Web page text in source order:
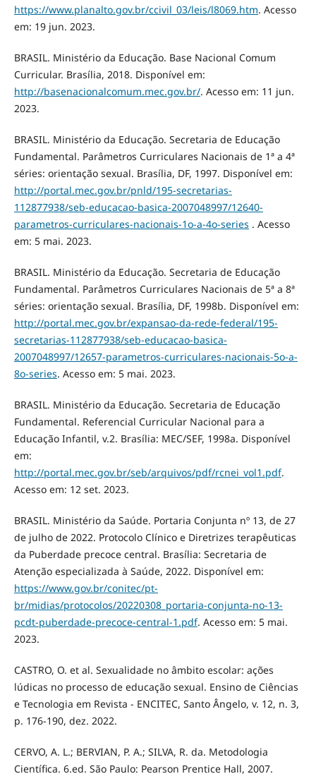
https://www.planalto.gov.br/ccivil_03/leis/l8069.htm. Acesso
em: 19 jun. 2023.
BRASIL. Ministério da Educação. Base Nacional Comum
Curricular. Brasília, 2018. Disponível em:
http://basenacionalcomum.mec.gov.br/. Acesso em: 11 jun.
2023.
BRASIL. Ministério da Educação. Secretaria de Educação
Fundamental. Parâmetros Curriculares Nacionais de 1ª a 4ª
séries: orientação sexual. Brasília, DF, 1997. Disponível em:
http://portal.mec.gov.br/pnld/195-secretarias-
112877938/seb-educacao-basica-2007048997/12640-
parametros-curriculares-nacionais-1o-a-4o-series . Acesso
em: 5 mai. 2023.
BRASIL. Ministério da Educação. Secretaria de Educação
Fundamental. Parâmetros Curriculares Nacionais de 5ª a 8ª
séries: orientação sexual. Brasília, DF, 1998b. Disponível em:
http://portal.mec.gov.br/expansao-da-rede-federal/195-
secretarias-112877938/seb-educacao-basica-
2007048997/12657-parametros-curriculares-nacionais-5o-a-
8o-series. Acesso em: 5 mai. 2023.
BRASIL. Ministério da Educação. Secretaria de Educação
Fundamental. Referencial Curricular Nacional para a
Educação Infantil, v.2. Brasília: MEC/SEF, 1998a. Disponível
em:
http://portal.mec.gov.br/seb/arquivos/pdf/rcnei_vol1.pdf.
Acesso em: 12 set. 2023.
BRASIL. Ministério da Saúde. Portaria Conjunta nº 13, de 27
de julho de 2022. Protocolo Clínico e Diretrizes terapêuticas
da Puberdade precoce central. Brasília: Secretaria de
Atenção especializada à Saúde, 2022. Disponível em:
https://www.gov.br/conitec/pt-
br/midias/protocolos/20220308_portaria-conjunta-no-13-
pcdt-puberdade-precoce-central-1.pdf. Acesso em: 5 mai.
2023.
CASTRO, O. et al. Sexualidade no âmbito escolar: ações
lúdicas no processo de educação sexual. Ensino de Ciências
e Tecnologia em Revista - ENCITEC, Santo Ângelo, v. 12, n. 3,
p. 176-190, dez. 2022.
CERVO, A. L.; BERVIAN, P. A.; SILVA, R. da. Metodologia
Científica. 6.ed. São Paulo: Pearson Prentice Hall, 2007.